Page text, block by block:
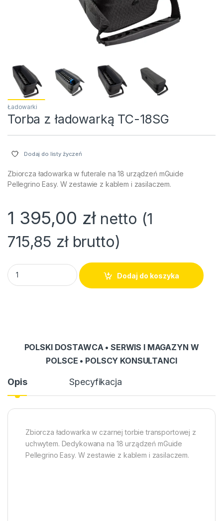
Ładowarki
Torba z ładowarką TC-18SG
Dodaj do listy życzeń
Zbiorcza ładowarka w futerale na 18 urządzeń mGuide
Pellegrino Easy. W zestawie z kablem i zasilaczem.
1 395,00 zł netto (1
715,85 złbrutto)
Torba z ładowarką TC-18SG quantity
Dodaj do koszyka
POLSKI DOSTAWCA • SERWIS I MAGAZYN W
POLSCE • POLSCY KONSULTANCI
Opis Specyfikacja
Zbiorcza ładowarka w czarnej torbie transportowej z
uchwytem. Dedykowana na 18 urządzeń mGuide
Pellegrino Easy. W zestawie z kablem i zasilaczem.